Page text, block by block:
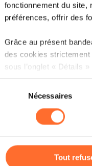
fonctionnement du site,
préférences, offrir des
Grâce au présent
des cookies
sous l’onglet « Détails »
Il est précisé que la
cas de refus de tous
gauche de chaque page.
Nécessaires
Tout
2024
: The
of the business